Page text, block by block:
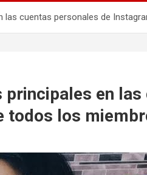
las cuentas personales de
en las
todos los